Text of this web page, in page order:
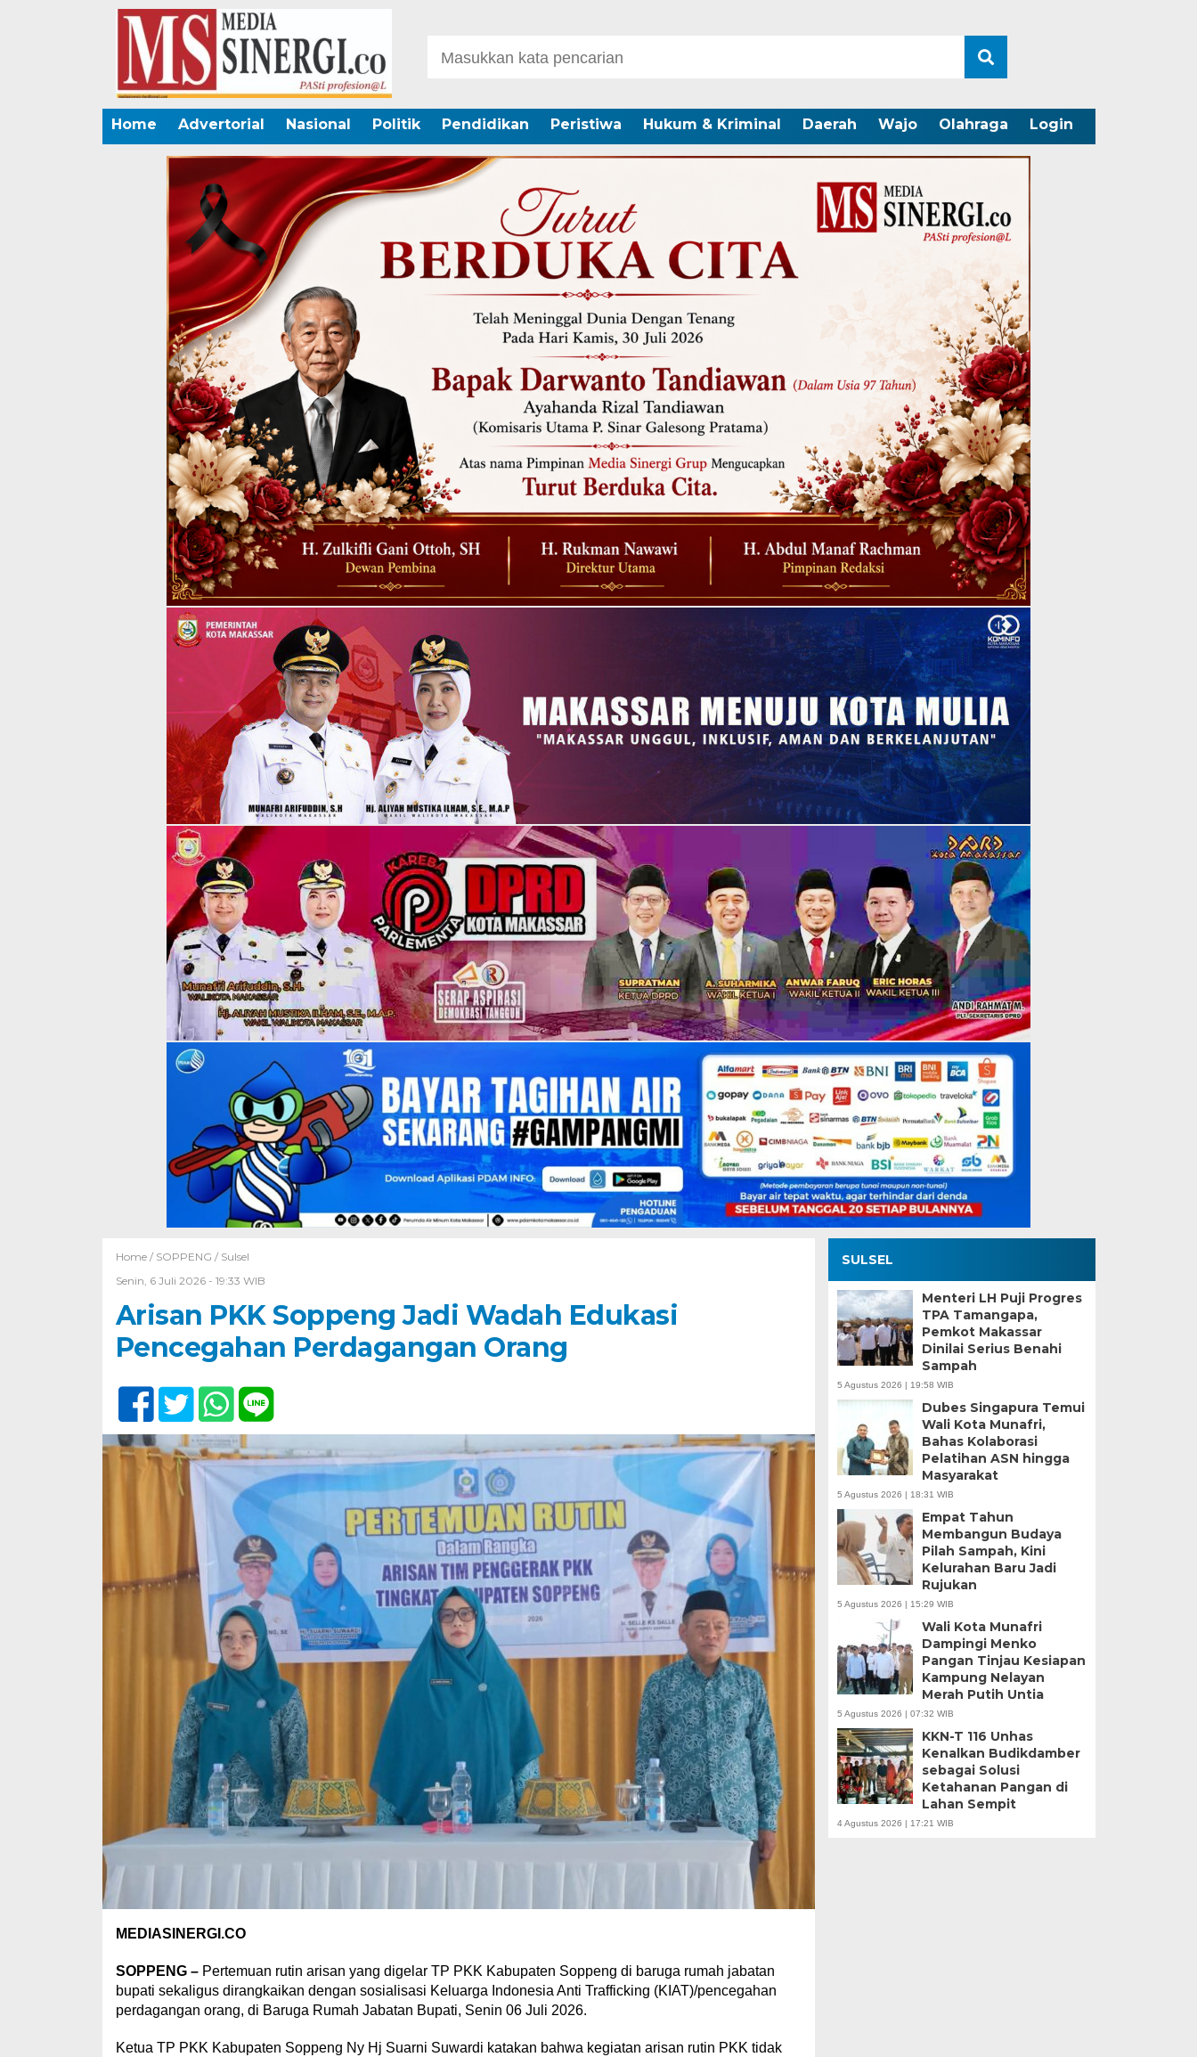
Home Advertorial Nasional Politik Pendidikan Peristiwa Hukum & Kriminal Daerah Wajo Olahraga Login
Home / SOPPENG / Sulsel
Senin, 6 Juli 2026 - 19:33 WIB
Arisan PKK Soppeng Jadi Wadah Edukasi
Pencegahan Perdagangan Orang
MEDIASINERGI.CO
SOPPENG –Pertemuan rutin arisan yang digelar TP PKK Kabupaten Soppeng di baruga rumah jabatan
bupati sekaligus dirangkaikan dengan sosialisasi Keluarga Indonesia Anti Trafficking (KIAT)/pencegahan
perdagangan orang, di Baruga Rumah Jabatan Bupati, Senin 06 Juli 2026.
Ketua TP PKK Kabupaten Soppeng Ny Hj Suarni Suwardi katakan bahwa kegiatan arisan rutin PKK tidak
SULSEL
Menteri LH Puji Progres
TPA Tamangapa,
Pemkot Makassar
Dinilai Serius Benahi
Sampah
5 Agustus 2026 | 19:58 WIB
Dubes Singapura Temui
Wali Kota Munafri,
Bahas Kolaborasi
Pelatihan ASN hingga
Masyarakat
5 Agustus 2026 | 18:31 WIB
Empat Tahun
Membangun Budaya
Pilah Sampah, Kini
Kelurahan Baru Jadi
Rujukan
5 Agustus 2026 | 15:29 WIB
Wali Kota Munafri
Dampingi Menko
Pangan Tinjau Kesiapan
Kampung Nelayan
Merah Putih Untia
5 Agustus 2026 | 07:32 WIB
KKN-T 116 Unhas
Kenalkan Budikdamber
sebagai Solusi
Ketahanan Pangan di
Lahan Sempit
4 Agustus 2026 | 17:21 WIB